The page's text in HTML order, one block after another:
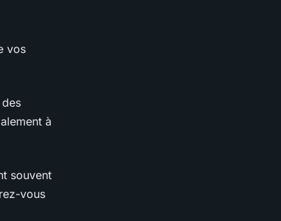
vos
à
souvent
vous